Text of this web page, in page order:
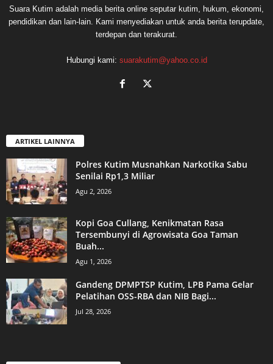
Suara Kutim adalah media berita online seputar kutim, hukum, ekonomi,
pendidikan dan lain-lain. Kami menyediakan untuk anda berita terupdate,
terdepan dan terakurat.
Hubungi kami: suarakutim@yahoo.co.id
ARTIKEL LAINNYA
Polres Kutim Musnahkan Narkotika Sabu
Senilai Rp1,3 Miliar
Agu 2, 2026
Kopi Goa Cullang, Kenikmatan Rasa
Tersembunyi di Agrowisata Goa Taman
Buah...
Agu 1, 2026
Gandeng DPMPTSP Kutim, LPB Pama Gelar
Pelatihan OSS-RBA dan NIB Bagi...
Jul 28, 2026